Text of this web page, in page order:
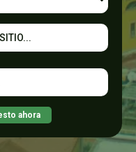
ahora